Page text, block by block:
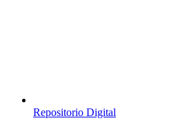
Repositorio Digital